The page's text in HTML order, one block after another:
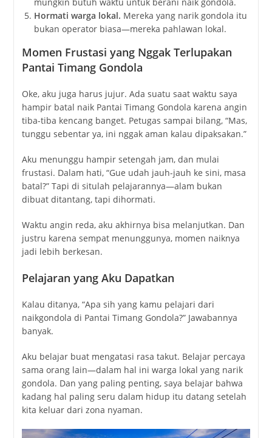
Hormati warga lokal. Mereka yang narik gondola itu
bukan operator biasa—mereka pahlawan lokal.
Momen Frustasi yang Nggak Terlupakan
Pantai Timang Gondola
Oke, aku juga harus jujur. Ada suatu saat waktu saya
hampir batal naik Pantai Timang Gondola karena angin
tiba-tiba kencang banget. Petugas sampai bilang, “Mas,
tunggu sebentar ya, ini nggak aman kalau dipaksakan.”
Aku menunggu hampir setengah jam, dan mulai
frustasi. Dalam hati, “Gue udah jauh-jauh ke sini, masa
batal?” Tapi di situlah pelajarannya—alam bukan
dibuat ditantang, tapi dihormati.
Waktu angin reda, aku akhirnya bisa melanjutkan. Dan
justru karena sempat menunggunya, momen naiknya
jadi lebih berkesan.
Pelajaran yang Aku Dapatkan
Kalau ditanya, “Apa sih yang kamu pelajari dari
naikgondola di Pantai Timang Gondola?” Jawabannya
banyak.
Aku belajar buat mengatasi rasa takut. Belajar percaya
sama orang lain—dalam hal ini warga lokal yang narik
gondola. Dan yang paling penting, saya belajar bahwa
kadang hal paling seru dalam hidup itu datang setelah
kita keluar dari zona nyaman.